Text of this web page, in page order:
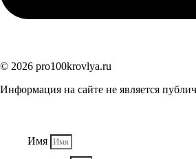
© 2026 pro100krovlya.ru
Информация на сайте не является
Имя